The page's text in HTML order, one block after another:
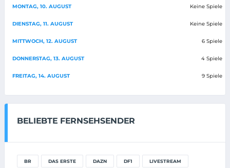
MONTAG, 10. AUGUST Keine Spiele
DIENSTAG, 11. AUGUST Keine Spiele
MITTWOCH, 12. AUGUST 6 Spiele
DONNERSTAG, 13. AUGUST 4 Spiele
FREITAG, 14. AUGUST 9 Spiele
BELIEBTE FERNSEHSENDER
BR DAS ERSTE DAZN DF1 LIVESTREAM